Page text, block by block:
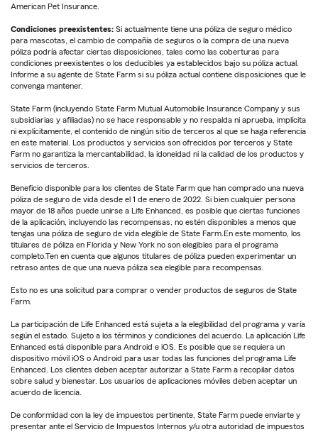
American Pet Insurance.
Condiciones preexistentes: Si actualmente tiene una póliza de seguro médico
para mascotas, el cambio de compañía de seguros o la compra de una nueva
póliza podría afectar ciertas disposiciones, tales como las coberturas para
condiciones preexistentes o los deducibles ya establecidos bajo su póliza actual.
Informe a su agente de State Farm si su póliza actual contiene disposiciones que le
convenga mantener.
State Farm (incluyendo State Farm Mutual Automobile Insurance Company y sus
subsidiarias y afiliadas) no se hace responsable y no respalda ni aprueba, implícita
ni explícitamente, el contenido de ningún sitio de terceros al que se haga referencia
en este material. Los productos y servicios son ofrecidos por terceros y State
Farm no garantiza la mercantabilidad, la idoneidad ni la calidad de los productos y
servicios de terceros.
Beneficio disponible para los clientes de State Farm que han comprado una nueva
póliza de seguro de vida desde el 1 de enero de 2022. Si bien cualquier persona
mayor de 18 años puede unirse a Life Enhanced, es posible que ciertas funciones
de la aplicación, incluyendo las recompensas, no estén disponibles a menos que
tengas una póliza de seguro de vida elegible de State Farm.En este momento, los
titulares de póliza en Florida y New York no son elegibles para el programa
completo.Ten en cuenta que algunos titulares de póliza pueden experimentar un
retraso antes de que una nueva póliza sea elegible para recompensas.
Esto no es una solicitud para comprar o vender productos de seguros de State
Farm.
La participación de Life Enhanced está sujeta a la elegibilidad del programa y varía
según el estado. Sujeto a los términos y condiciones del acuerdo. La aplicación Life
Enhanced está disponible para Android e iOS. Es posible que se requiera un
dispositivo móvil iOS o Android para usar todas las funciones del programa Life
Enhanced. Los clientes deben aceptar autorizar a State Farm a recopilar datos
sobre salud y bienestar. Los usuarios de aplicaciones móviles deben aceptar un
acuerdo de licencia.
De conformidad con la ley de impuestos pertinente, State Farm puede enviarte y
presentar ante el Servicio de Impuestos Internos y/u otra autoridad de impuestos